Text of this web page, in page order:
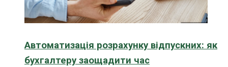
Автоматизація розрахунку відпускних: як
бухгалтеру заощадити час